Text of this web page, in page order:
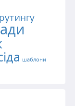
шаблони